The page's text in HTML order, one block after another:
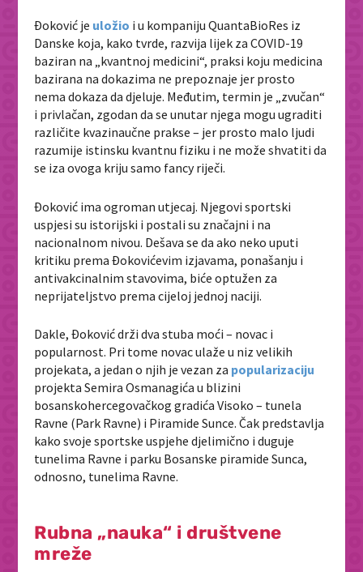
Đoković je uložio i u kompaniju QuantaBioRes iz
Danske koja, kako tvrde, razvija lijek za COVID-19
baziran na „kvantnoj medicini“, praksi koju medicina
bazirana na dokazima ne prepoznaje jer prosto
nema dokaza da djeluje. Međutim, termin je „zvučan“
i privlačan, zgodan da se unutar njega mogu ugraditi
različite kvazinaučne prakse – jer prosto malo ljudi
razumije istinsku kvantnu fiziku i ne može shvatiti da
se iza ovoga kriju samo fancy riječi.
Đoković ima ogroman utjecaj. Njegovi sportski
uspjesi su istorijski i postali su značajni i na
nacionalnom nivou. Dešava se da ako neko uputi
kritiku prema Đokovićevim izjavama, ponašanju i
antivakcinalnim stavovima, biće optužen za
neprijateljstvo prema cijeloj jednoj naciji.
Dakle, Đoković drži dva stuba moći – novac i
popularnost. Pri tome novac ulaže u niz velikih
projekata, a jedan o njih je vezan za popularizaciju
projekta Semira Osmanagića u blizini
bosanskohercegovačkog gradića Visoko – tunela
Ravne (Park Ravne) i Piramide Sunce. Čak predstavlja
kako svoje sportske uspjehe djelimično i duguje
tunelima Ravne i parku Bosanske piramide Sunca,
odnosno, tunelima Ravne.
Rubna „nauka“ i društvene
mreže